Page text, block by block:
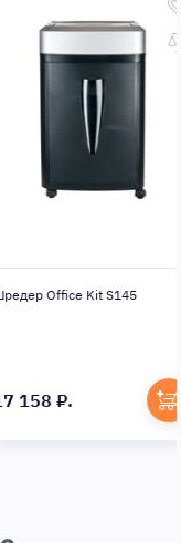
Office Kit S145
₽.